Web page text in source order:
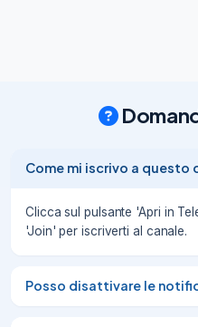
05-08-2026
Elettricista Industriale
Roma
Come mi iscrivo a questo
Clicca sul pulsante 'Apri in
'Join' per iscriverti al canale.
Posso disattivare le